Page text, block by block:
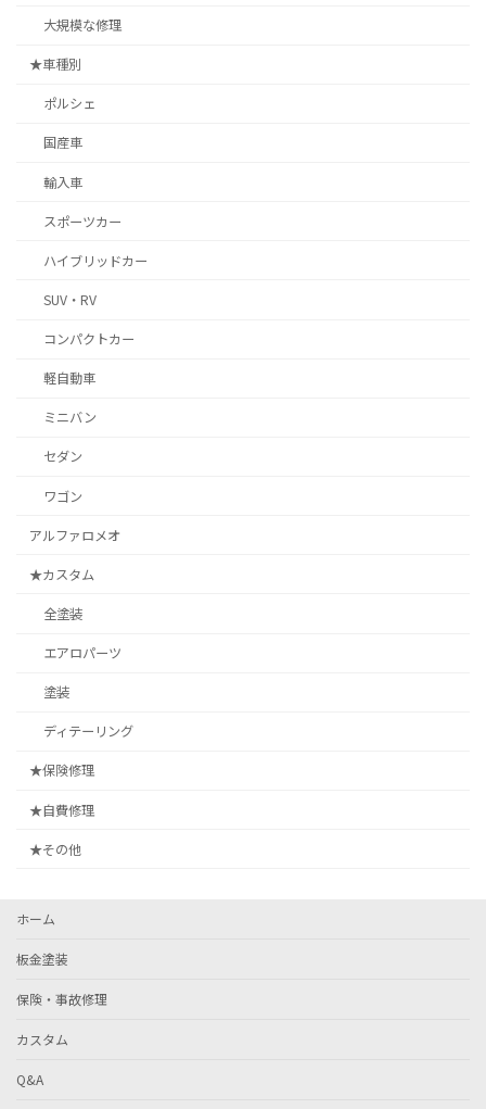
大規模な修理
★車種別
ポルシェ
国産車
輸入車
スポーツカー
ハイブリッドカー
SUV・RV
コンパクトカー
軽自動車
ミニバン
セダン
ワゴン
アルファロメオ
★カスタム
全塗装
エアロパーツ
塗装
ディテーリング
★保険修理
★自費修理
★その他
ホーム
板金塗装
保険・事故修理
カスタム
Q&A